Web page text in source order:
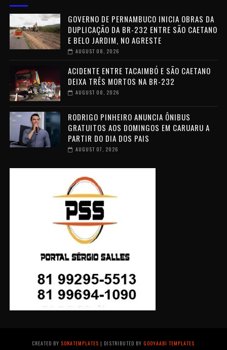
GOVERNO DE PERNAMBUCO INICIA OBRAS DA
DUPLICAÇÃO DA BR-232 ENTRE SÃO CAETANO
E BELO JARDIM, NO AGRESTE
AUGUST 08, 2026
ACIDENTE ENTRE TACAIMBÓ E SÃO CAETANO
DEIXA TRÊS MORTOS NA BR-232
AUGUST 08, 2026
RODRIGO PINHEIRO ANUNCIA ÔNIBUS
GRATUITOS AOS DOMINGOS EM CARUARU A
PARTIR DO DIA DOS PAIS
AUGUST 07, 2026
CREATED BY SORATEMPLATES | DISTRIBUTED BYGOOYAABI TEMPLATES